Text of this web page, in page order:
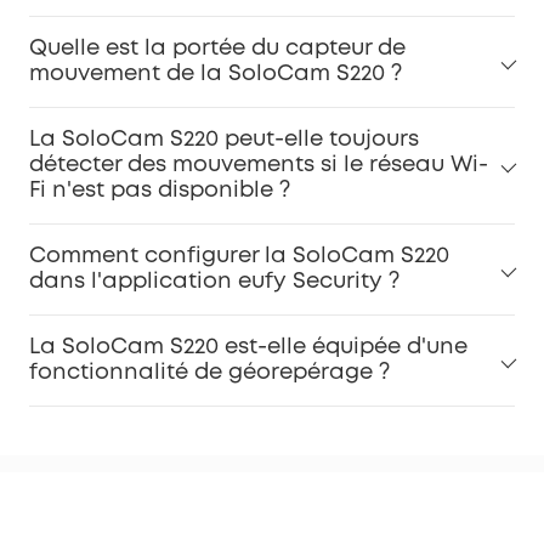
Quelle est la portée du capteur de
mouvement de la SoloCam S220 ?
La SoloCam S220 peut-elle toujours
détecter des mouvements si le réseau Wi-
Fi n'est pas disponible ?
Comment configurer la SoloCam S220
dans l'application eufy Security ?
La SoloCam S220 est-elle équipée d'une
fonctionnalité de géorepérage ?